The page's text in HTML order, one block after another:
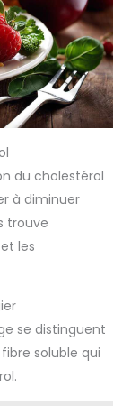
du cholestérol
à diminuer
trouve
les
se distinguent
soluble qui